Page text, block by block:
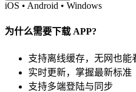
iOS • Android • Windows
为什么需要下载 APP?
支持离线缓存，无网也能
实时更新，掌握最新标准
支持多端登陆与同步